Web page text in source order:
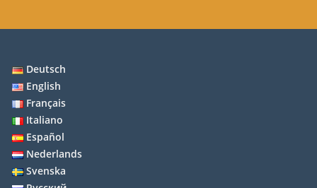
Deutsch
English
Français
Italiano
Español
Nederlands
Svenska